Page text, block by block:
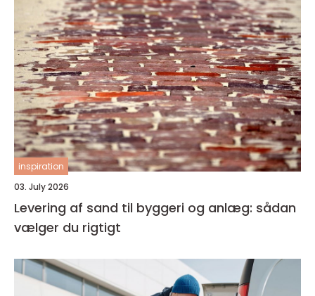
inspiration
03. July 2026
Levering af sand til byggeri og anlæg: sådan
vælger du rigtigt